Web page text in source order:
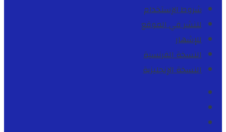
شروط الإستخدام
للنشر في الموقع
للإشهار
النسخة الفرنسية
النسخة الإنجليزية